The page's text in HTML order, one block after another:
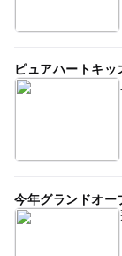
ピュアハートキ
今年グランドオー